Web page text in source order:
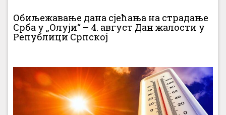
Обиљежавање дана сјећања на страдање
Срба у „Олуји“ – 4. август Дан жалости у
Републици Српској